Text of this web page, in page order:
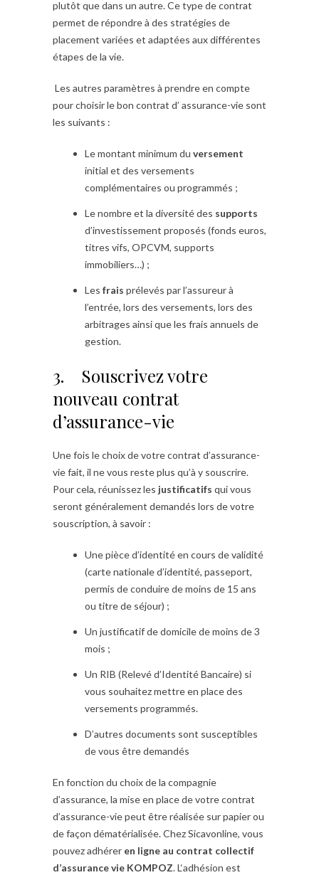
plutôt que dans un autre. Ce type de contrat
permet de répondre à des stratégies de
placement variées et adaptées aux différentes
étapes de la vie.
Les autres paramètres à prendre en compte
pour choisir le bon contrat d’ assurance-vie sont
les suivants :
Le montant minimum du versement
initial et des versements
complémentaires ou programmés ;
Le nombre et la diversité des supports
d’investissement proposés (fonds euros,
titres vifs, OPCVM, supports
immobiliers…) ;
Les frais prélevés par l’assureur à
l’entrée, lors des versements, lors des
arbitrages ainsi que les frais annuels de
gestion.
3. Souscrivez votre
nouveau contrat
d’assurance-vie
Une fois le choix de votre contrat d’assurance-
vie fait, il ne vous reste plus qu’à y souscrire.
Pour cela, réunissez les justificatifs qui vous
seront généralement demandés lors de votre
souscription, à savoir :
Une pièce d’identité en cours de validité
(carte nationale d’identité, passeport,
permis de conduire de moins de 15 ans
ou titre de séjour) ;
Un justificatif de domicile de moins de 3
mois ;
Un RIB (Relevé d’Identité Bancaire) si
vous souhaitez mettre en place des
versements programmés.
D’autres documents sont susceptibles
de vous être demandés
En fonction du choix de la compagnie
d’assurance, la mise en place de votre contrat
d’assurance-vie peut être réalisée sur papier ou
de façon dématérialisée. Chez Sicavonline, vous
pouvez adhérer en ligne au contrat collectif
d’assurance vie KOMPOZ. L‘adhésion est